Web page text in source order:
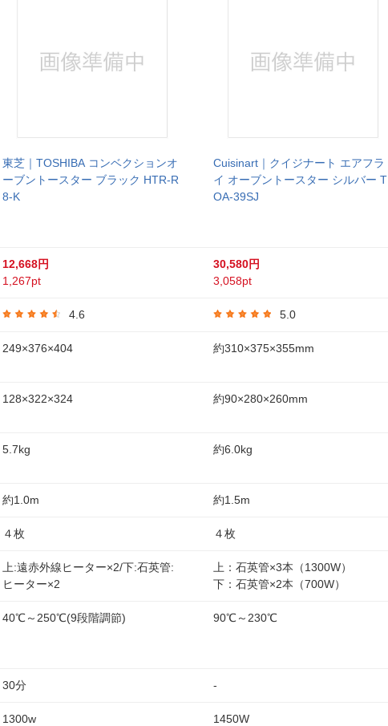
東芝｜TOSHIBA コンベクションオ
ーブントースター ブラック HTR-R
8-K
12,668円
1,267pt
4.6
249×376×404
128×322×324
5.7kg
約1.0m
４枚
上:遠赤外線ヒーター×2/下:石英管:
ヒーター×2
40℃～250℃(9段階調節)
30分
1300w
Cuisinart｜クイジナート エアフラ
イ オーブントースター シルバー T
OA-39SJ
30,580円
3,058pt
5.0
約310×375×355mm
約90×280×260mm
約6.0kg
約1.5m
４枚
上：石英管×3本（1300W）
下：石英管×2本（700W）
90℃～230℃
-
1450W